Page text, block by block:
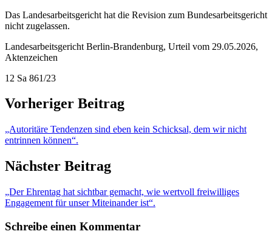
Das Landesarbeitsgericht hat die Revision zum Bundesarbeitsgericht
nicht zugelassen.
Landesarbeitsgericht Berlin-Brandenburg, Urteil vom 29.05.2026,
Aktenzeichen
12 Sa 861/23
Vorheriger Beitrag
„Autoritäre Tendenzen sind eben kein Schicksal, dem wir nicht
entrinnen können“.
Nächster Beitrag
„Der Ehrentag hat sichtbar gemacht, wie wertvoll freiwilliges
Engagement für unser Miteinander ist“.
Schreibe einen Kommentar